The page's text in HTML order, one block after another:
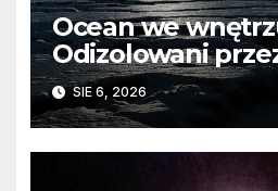
Ocean we
Odizolowani
barierę
SIE 6, 2026